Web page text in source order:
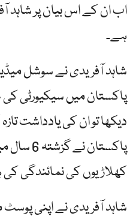
اب ان کے اس بیان پر شاہد
ہے۔
شاہد آفریدی نے سوشل
پاکستان میں سیکیورٹی
دیکھا تو ان کی یادداشت
پاکستان
کھلاڑیوں کی نمائندگی
شاہد آفریدی نے اپنی پوسٹ